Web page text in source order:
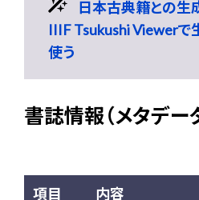
日本古典籍との生
IIIF Tsukushi Viewerで
使う
書誌情報（メタデー
項目 内容